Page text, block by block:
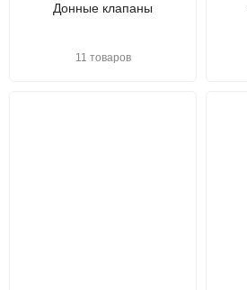
Донные клапаны
11 товаров